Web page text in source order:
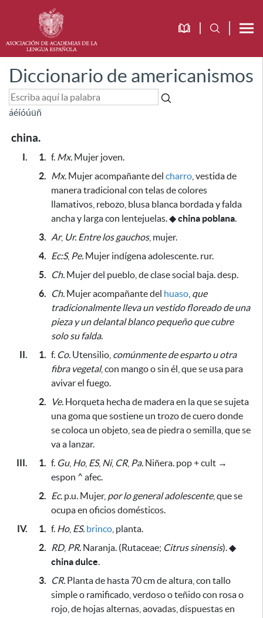
Diccionario de americanismos
áéíóúüñ
china.
I. 1. f. Mx. Mujer joven.
2. Mx. Mujer acompañante del charro vestida de
manera tradicional con telas de colores
llamativos, rebozo, blusa blanca bordada y falda
ancha y larga con lentejuelas.◆china poblana.
3. Ar, Ur. Entre los gauchos, mujer.
4. Ec:S, Pe. Mujer indígena adolescente. rur.
5.
Ch. Mujer del pueblo, de clase social baja. desp.
6.
Ch. Mujer acompañante del huaso que
tradicionalmente lleva un vestido floreado de una
pieza y un delantal blanco pequeño que cubre
solo su falda.
II.
1. f. Co. Utensilio, comúnmente de esparto u otra
fibra vegetal, con mango o sin él, que se usa para
avivar el fuego.
2.
Ve. Horqueta hecha de madera en la que se sujeta
una goma que sostiene un trozo de cuero donde
se coloca un objeto, sea de piedra o semilla, que se
va a lanzar.
III.
1. f. Gu, Ho, ES, Ni, CR, Pa. Niñera. pop + cult →
espon ^ afec.
2. Ec. p.u. Mujer, por lo general adolescente, que se
ocupa en oficios domésticos.
IV.
1. f. Ho, ES. brinco , planta.
2.
RD, PR. Naranja. (Rutaceae; Citrus sinensis).◆
china dulce.
3.
CR. Planta de hasta 70 cm de altura, con tallo
simple o ramificado, verdoso o teñido con rosa o
rojo, de hojas alternas, aovadas, dispuestas en